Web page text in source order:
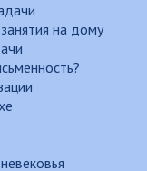
на дому